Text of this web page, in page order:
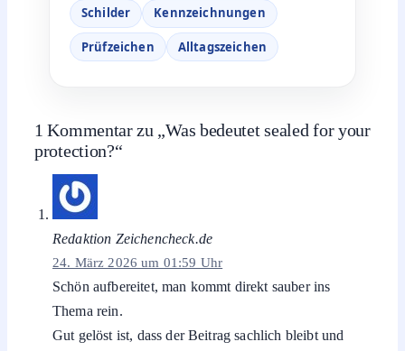
Schilder Kennzeichnungen
Prüfzeichen Alltagszeichen
1 Kommentar zu „Was bedeutet sealed for your
protection?“
Redaktion Zeichencheck.de
24. März 2026 um 01:59 Uhr
Schön aufbereitet, man kommt direkt sauber ins
Thema rein.
Gut gelöst ist, dass der Beitrag sachlich bleibt und